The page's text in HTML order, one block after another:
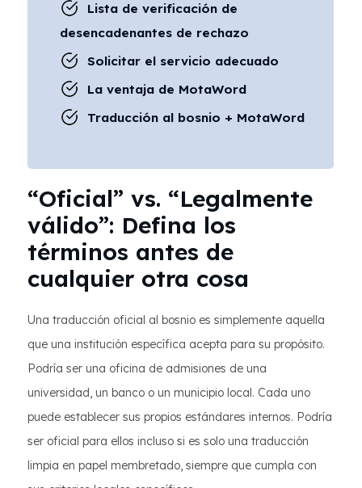
Lista de verificación de
desencadenantes de rechazo
Solicitar el servicio adecuado
La ventaja de MotaWord
Traducción al bosnio + MotaWord
“Oficial” vs. “Legalmente
válido”: Defina los
términos antes de
cualquier otra cosa
Una traducción oficial al bosnio es simplemente aquella
que una institución específica acepta para su propósito.
Podría ser una oficina de admisiones de una
universidad, un banco o un municipio local. Cada uno
puede establecer sus propios estándares internos. Podría
ser oficial para ellos incluso si es solo una traducción
limpia en papel membretado, siempre que cumpla con